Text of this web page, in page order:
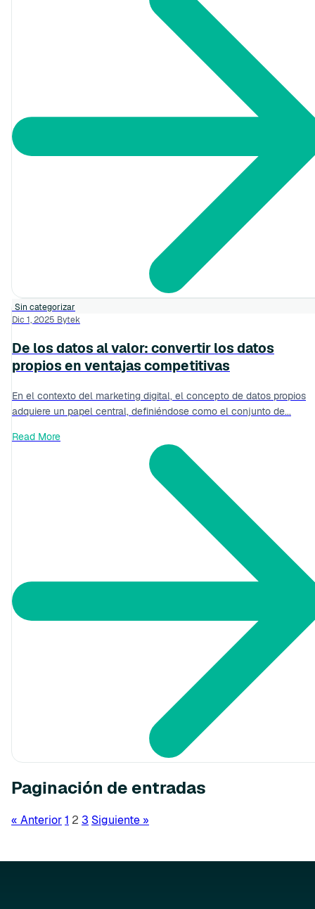
Sin categorizar
Dic 1, 2025 Bytek
De los datos al valor: convertir los datos
propios en ventajas competitivas
En el contexto del marketing digital, el concepto de datos propios
adquiere un papel central, definiéndose como el conjunto de...
Read More
Paginación de entradas
« Anterior1 2 3 Siguiente »